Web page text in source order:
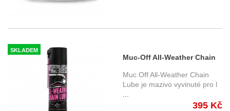
SKLADEM
Muc-Off All-Weather Chain
Lube 400 ml , mazání na
řetěz
Muc Off All-Weather Chain
Lube je mazivo vyvinuté pro l
395 Kč